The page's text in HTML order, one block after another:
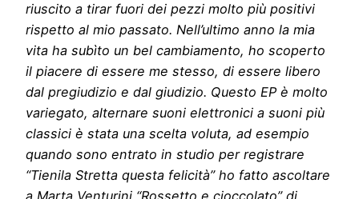
riuscito a tirar fuori dei pezzi molto più positivi
rispetto al mio passato. Nell’ultimo anno la mia
vita ha subìto un bel cambiamento, ho scoperto
il piacere di essere me stesso, di essere libero
dal pregiudizio e dal giudizio. Questo EP è molto
variegato, alternare suoni elettronici a suoni più
classici è stata una scelta voluta, ad esempio
quando sono entrato in studio per registrare
“Tienila Stretta questa felicità” ho fatto ascoltare